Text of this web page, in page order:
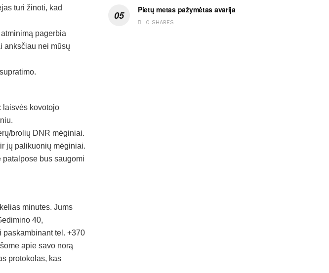
turi žinoti, kad
pagerbia
anksčiau nei mūsų
laisvės kovotojo
brolių DNR mėginiai.
jų palikuonių mėginiai.
bus saugomi
minutes. Jums
40,
paskambinant tel. +370
apie savo norą
protokolas, kas
Pietų metas pažymėtas avarija
0 SHARES